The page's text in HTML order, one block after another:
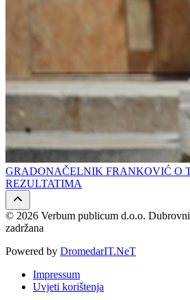
GRADONAČELNIK FRANKOVIĆ O
REZULTATIMA
© 2026 Verbum publicum d.o.o.
zadržana
Powered by DromedarIT.NeT
Impressum
Uvjeti korištenja